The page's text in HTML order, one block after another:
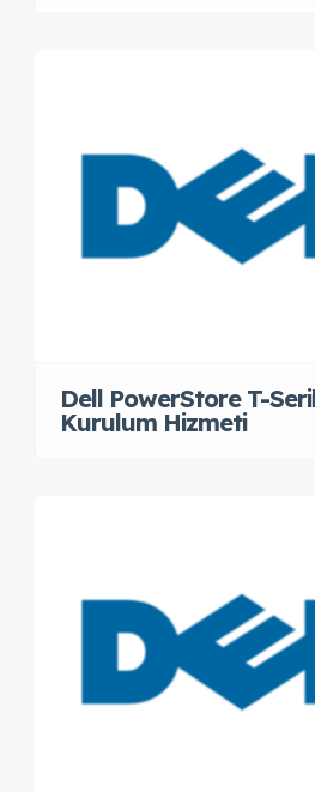
Dell PowerStore T-
Kurulum Hizmeti